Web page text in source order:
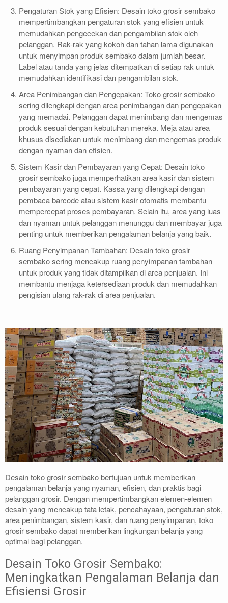
Pengaturan Stok yang Efisien: Desain toko grosir sembako
mempertimbangkan pengaturan stok yang efisien untuk
memudahkan pengecekan dan pengambilan stok oleh
pelanggan. Rak-rak yang kokoh dan tahan lama digunakan
untuk menyimpan produk sembako dalam jumlah besar.
Label atau tanda yang jelas ditempatkan di setiap rak untuk
memudahkan identifikasi dan pengambilan stok.
Area Penimbangan dan Pengepakan: Toko grosir sembako
sering dilengkapi dengan area penimbangan dan pengepakan
yang memadai. Pelanggan dapat menimbang dan mengemas
produk sesuai dengan kebutuhan mereka. Meja atau area
khusus disediakan untuk menimbang dan mengemas produk
dengan nyaman dan efisien.
Sistem Kasir dan Pembayaran yang Cepat: Desain toko
grosir sembako juga memperhatikan area kasir dan sistem
pembayaran yang cepat. Kassa yang dilengkapi dengan
pembaca barcode atau sistem kasir otomatis membantu
mempercepat proses pembayaran. Selain itu, area yang luas
dan nyaman untuk pelanggan menunggu dan membayar juga
penting untuk memberikan pengalaman belanja yang baik.
Ruang Penyimpanan Tambahan: Desain toko grosir
sembako sering mencakup ruang penyimpanan tambahan
untuk produk yang tidak ditampilkan di area penjualan. Ini
membantu menjaga ketersediaan produk dan memudahkan
pengisian ulang rak-rak di area penjualan.
Desain toko grosir sembako bertujuan untuk memberikan
pengalaman belanja yang nyaman, efisien, dan praktis bagi
pelanggan grosir. Dengan mempertimbangkan elemen-elemen
desain yang mencakup tata letak, pencahayaan, pengaturan stok,
area penimbangan, sistem kasir, dan ruang penyimpanan, toko
grosir sembako dapat memberikan lingkungan belanja yang
optimal bagi pelanggan.
Desain Toko Grosir Sembako:
Meningkatkan Pengalaman Belanja dan
Efisiensi Grosir